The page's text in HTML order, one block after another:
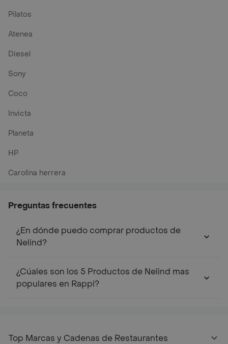
Pilatos
Atenea
Diesel
Sony
Coco
Invicta
Planeta
HP
Carolina herrera
Preguntas frecuentes
¿En dónde puedo comprar productos de
Nelind?
¿Cúales son los 5 Productos de Nelind mas
populares en Rappi?
Top Marcas y Cadenas de Restaurantes